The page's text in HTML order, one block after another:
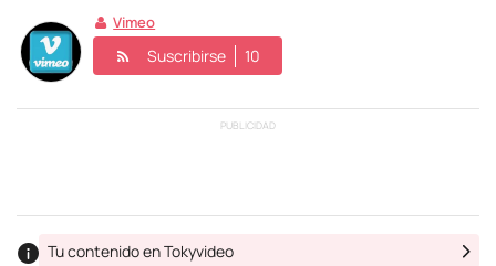
Vimeo
Suscribirse 10
PUBLICIDAD
Tu contenido en Tokyvideo